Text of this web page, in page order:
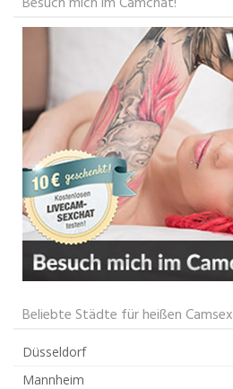
Beliebte Städte für heißen Camsex
Düsseldorf
Mannheim